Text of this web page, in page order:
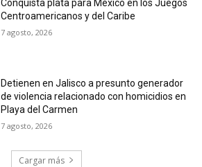
Conquista plata para México en los Juegos
Centroamericanos y del Caribe
7 agosto, 2026
Detienen en Jalisco a presunto generador
de violencia relacionado con homicidios en
Playa del Carmen
7 agosto, 2026
Cargar más